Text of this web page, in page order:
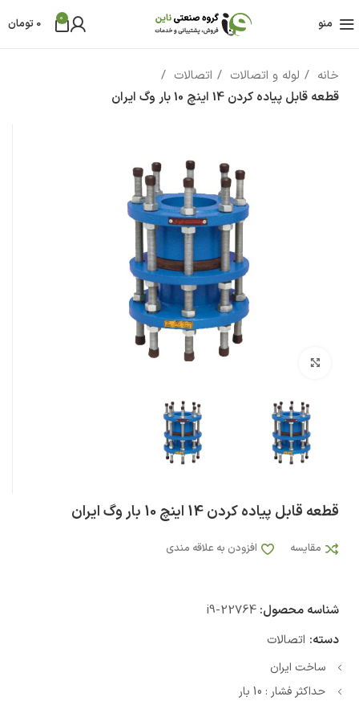
منو 0
0 تومان
خانه لوله و اتصالات
اتصالات
قطعه قابل پیاده کردن 14 اینچ 10 بار وگ ایران
قطعه قابل پیاده کردن 14 اینچ 10 بار وگ ایران
مقایسه افزودن به علاقه مندی
شناسه محصول: i9-22764
دسته: اتصالات
ساخت ایران
حداکثر فشار : 10 بار